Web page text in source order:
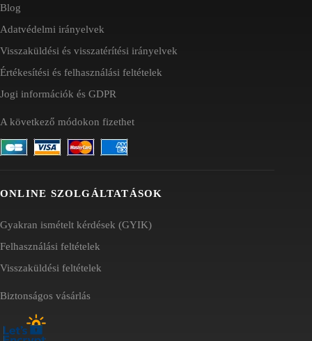
Blog
Adatvédelmi irányelvek
Visszaküldési és visszatérítési irányelvek
Értékesítési és felhasználási feltételek
Jogi információk és GDPR
A következő módokon fizethet
ONLINE SZOLGÁLTATÁSOK
Gyakran ismételt kérdések (GYIK)
Felhasználási feltételek
Visszaküldési feltételek
Biztonságos vásárlás